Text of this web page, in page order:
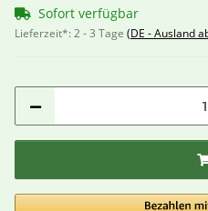
Sofort verfügbar
Lieferzeit*:2 - 3 Tage (DE - Ausland